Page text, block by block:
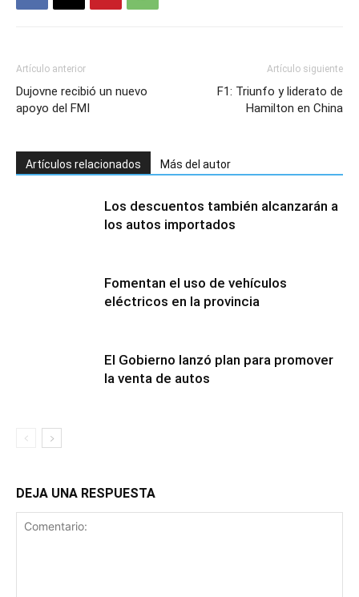
Artículo anterior
Dujovne recibió un nuevo
apoyo del FMI
Artículo siguiente
F1: Triunfo y liderato de
Hamilton en China
Artículos relacionados Más del autor
Los descuentos también alcanzarán a
los autos importados
Fomentan el uso de vehículos
eléctricos en la provincia
El Gobierno lanzó plan para promover
la venta de autos
DEJA UNA RESPUESTA